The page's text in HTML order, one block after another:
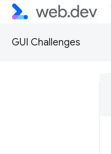
GUI Challenges